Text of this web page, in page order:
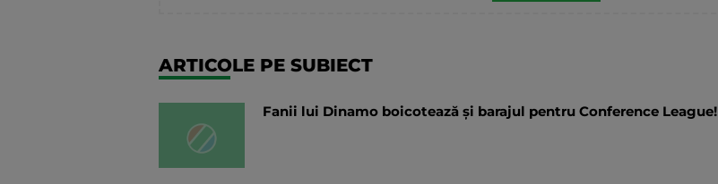
ARTICOLE PE SUBIECT
Fanii lui Dinamo boicotează și barajul pentru Conference League!